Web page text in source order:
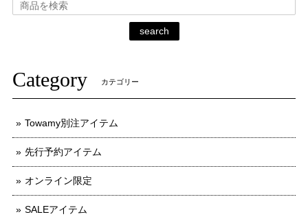
search
Category カテゴリー
Towamy別注アイテム
先行予約アイテム
オンライン限定
SALEアイテム